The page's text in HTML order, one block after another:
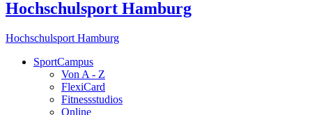
Hochschulsport Hamburg
Hochschulsport Hamburg
SportCampus
Von A - Z
FlexiCard
Fitnessstudios
Online